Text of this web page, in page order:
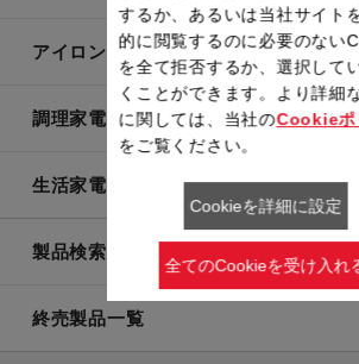
アイロン・衣類スチーマー
調理家電
生活家電
製品検索一覧
終売製品一覧
するか、あるいは当社サイト
的に閲覧するのに必要のない
を全て拒否するか、選択して
くことができます。より詳細
に関しては、当社のCookieポ
をご覧ください。
Cookieを詳細に設定
全てのCookieを受け入れ